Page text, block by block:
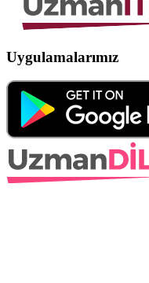
Uygulamalarımız